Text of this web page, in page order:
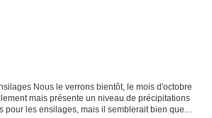
Nous le verrons bientôt, le mois d'octobre
mais présente un niveau de précipitations
pour les ensilages, mais il semblerait bien que